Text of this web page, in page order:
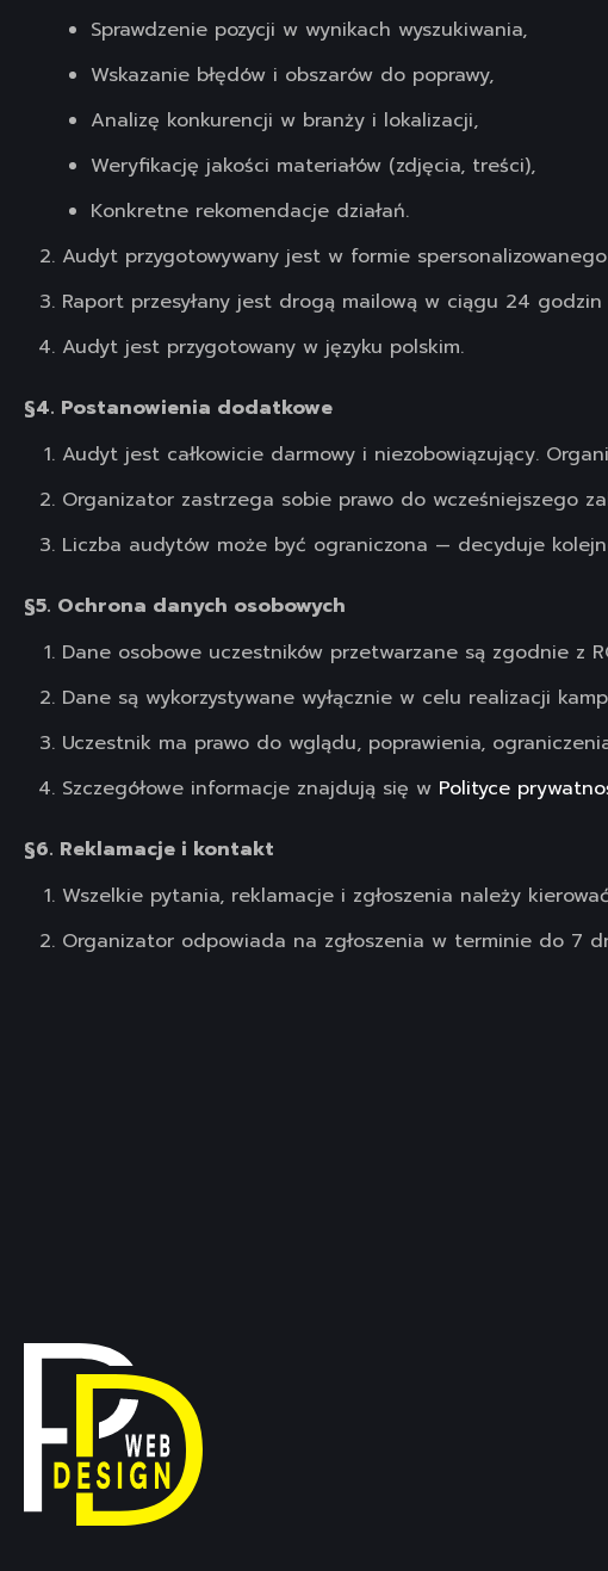
Sprawdzenie pozycji w wynikach wyszukiwania,
Wskazanie błędów i obszarów do poprawy,
Analizę konkurencji w branży i lokalizacji,
Weryfikację jakości materiałów (zdjęcia, treści),
Konkretne rekomendacje działań.
Audyt przygotowywany jest w formie
Raport przesyłany jest drogą mailową w ciągu 24
Audyt jest przygotowany w języku polskim.
§4. Postanowienia dodatkowe
Audyt jest całkowicie darmowy i niezobowiązujący.
Organizator zastrzega sobie prawo do wcześniejszego
Liczba audytów może być ograniczona — decyduje
§5. Ochrona danych osobowych
Dane osobowe uczestników przetwarzane są zgodnie z
Dane są wykorzystywane wyłącznie w celu realizacji
Uczestnik ma prawo do wglądu, poprawienia,
Szczegółowe informacje znajdują się w Polityce
§6. Reklamacje i kontakt
Wszelkie pytania, reklamacje i zgłoszenia należy
Organizator odpowiada na zgłoszenia w terminie do 7